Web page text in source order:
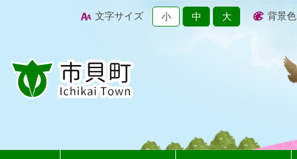
文字サイズ 小 中 大 背景色